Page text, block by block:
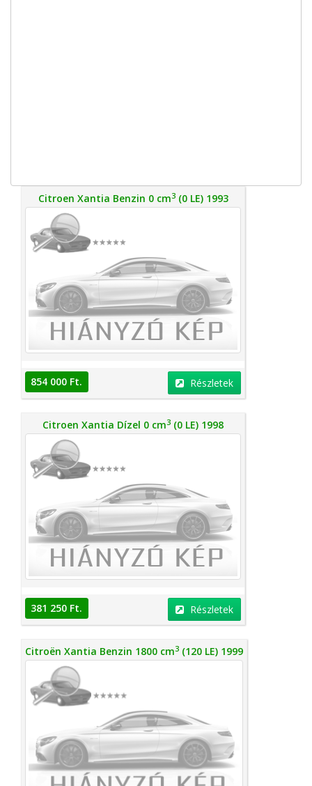
Citroen Xantia Benzin 0 cm3(0 LE) 1993
854 000 Ft. Részletek
Citroen Xantia Dízel 0 cm3 (0 LE) 1998
381 250 Ft. Részletek
Citroën Xantia Benzin 1800 cm3 (120 LE) 1999